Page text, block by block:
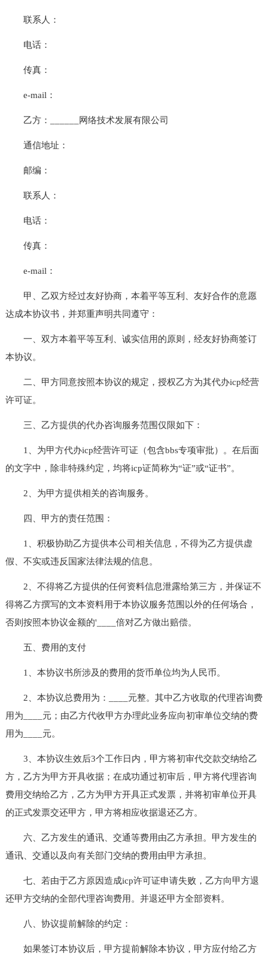
联系人：
电话：
传真：
e-mail：
乙方：______网络技术发展有限公司
通信地址：
邮编：
联系人：
电话：
传真：
e-mail：
甲、乙双方经过友好协商，本着平等互利、友好合作的意愿
达成本协议书，并郑重声明共同遵守：
一、双方本着平等互利、诚实信用的原则，经友好协商签订
本协议。
二、甲方同意按照本协议的规定，授权乙方为其代办icp经营
许可证。
三、乙方提供的代办咨询服务范围仅限如下：
1、为甲方代办icp经营许可证（包含bbs专项审批）。在后面
的文字中，除非特殊约定，均将icp证简称为“证”或“证书”。
2、为甲方提供相关的咨询服务。
四、甲方的责任范围：
1、积极协助乙方提供本公司相关信息，不得为乙方提供虚
假、不实或违反国家法律法规的信息。
2、不得将乙方提供的任何资料信息泄露给第三方，并保证不
得将乙方撰写的文本资料用于本协议服务范围以外的任何场合，
否则按照本协议金额的'____倍对乙方做出赔偿。
五、费用的支付
1、本协议书所涉及的费用的货币单位均为人民币。
2、本协议总费用为：____元整。其中乙方收取的代理咨询费
用为____元；由乙方代收甲方办理此业务应向初审单位交纳的费
用为____元。
3、本协议生效后3个工作日内，甲方将初审代交款交纳给乙
方，乙方为甲方开具收据；在成功通过初审后，甲方将代理咨询
费用交纳给乙方，乙方为甲方开具正式发票，并将初审单位开具
的正式发票交还甲方，甲方将相应收据退还乙方。
六、乙方发生的通讯、交通等费用由乙方承担。甲方发生的
通讯、交通以及向有关部门交纳的费用由甲方承担。
七、若由于乙方原因造成icp许可证申请失败，乙方向甲方退
还甲方交纳的全部代理咨询费用。并退还甲方全部资料。
八、协议提前解除的约定：
如果签订本协议后，甲方提前解除本协议，甲方应付给乙方